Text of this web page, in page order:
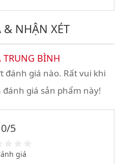
NHẬN XÉT
BÌNH
đánh giá nào. Rất vui khi
giá sản phẩm này!
0/5
giá